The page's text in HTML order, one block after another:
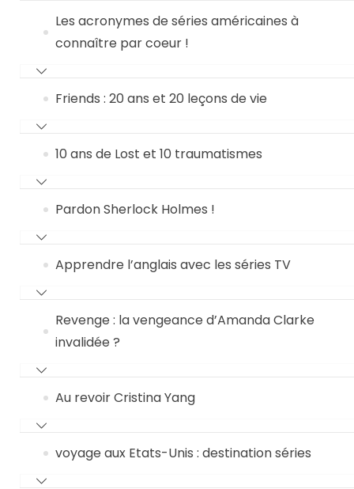
Les acronymes de séries américaines à
connaître par coeur !
Friends : 20 ans et 20 leçons de vie
10 ans de Lost et 10 traumatismes
Pardon Sherlock Holmes !
Apprendre l’anglais avec les séries TV
Revenge : la vengeance d’Amanda Clarke
invalidée ?
Au revoir Cristina Yang
voyage aux Etats-Unis : destination séries